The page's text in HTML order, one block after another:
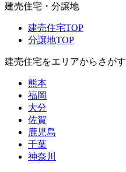
建売住宅・分譲地
建売住宅TOP
分譲地TOP
建売住宅をエリアからさがす
熊本
福岡
大分
佐賀
鹿児島
千葉
神奈川